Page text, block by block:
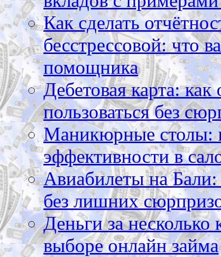
Как сделать
бесстрессовой: что
помощника
Дебетовая карта:
пользоваться без
Маникюрные столы:
эффективности в
Авиабилеты на Бали:
без лишних
Деньги за
выборе онлайн займа